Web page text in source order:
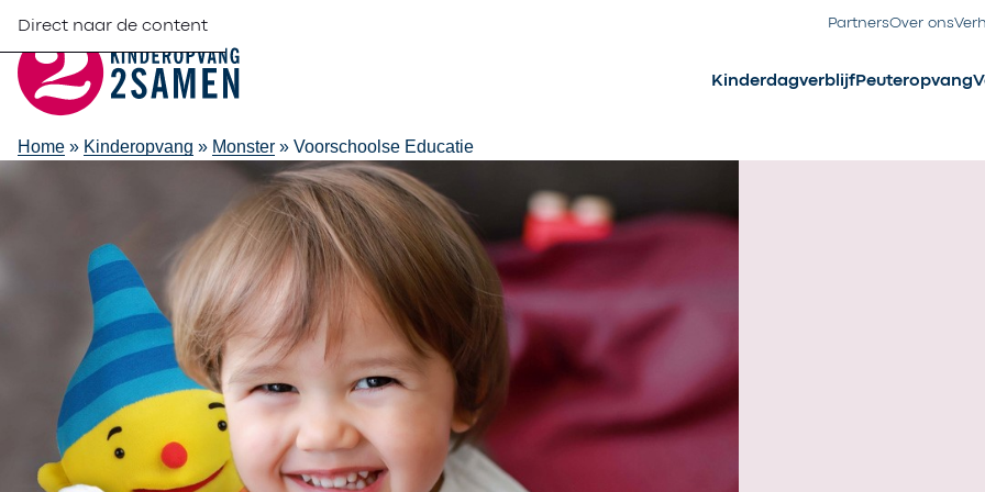
Direct naar de content PartnersOver ons
Kinderdagverblijf Peuteropvang
Home » Kinderopvang » Monster » Voorschoolse Educatie
Voorschoolse
Educatie in Monster
Voorschoolse Educatie is net zoals het kinderdagverblijf en reguliere peuteropvang een
goede voorbereiding op de basisschool. Je kind leert spelenderwijs hoe het is om in een
groep te functioneren en samen te spelen en te delen. Op de voorschool werken we veel